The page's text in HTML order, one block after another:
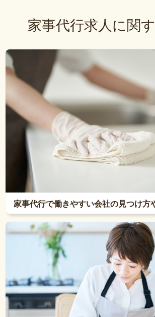
家事代行求人に関
家事代行で働きやすい会社の見つけ方